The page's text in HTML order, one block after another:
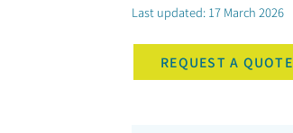
Last updated: 17 March 2026
REQUEST A QUOTE